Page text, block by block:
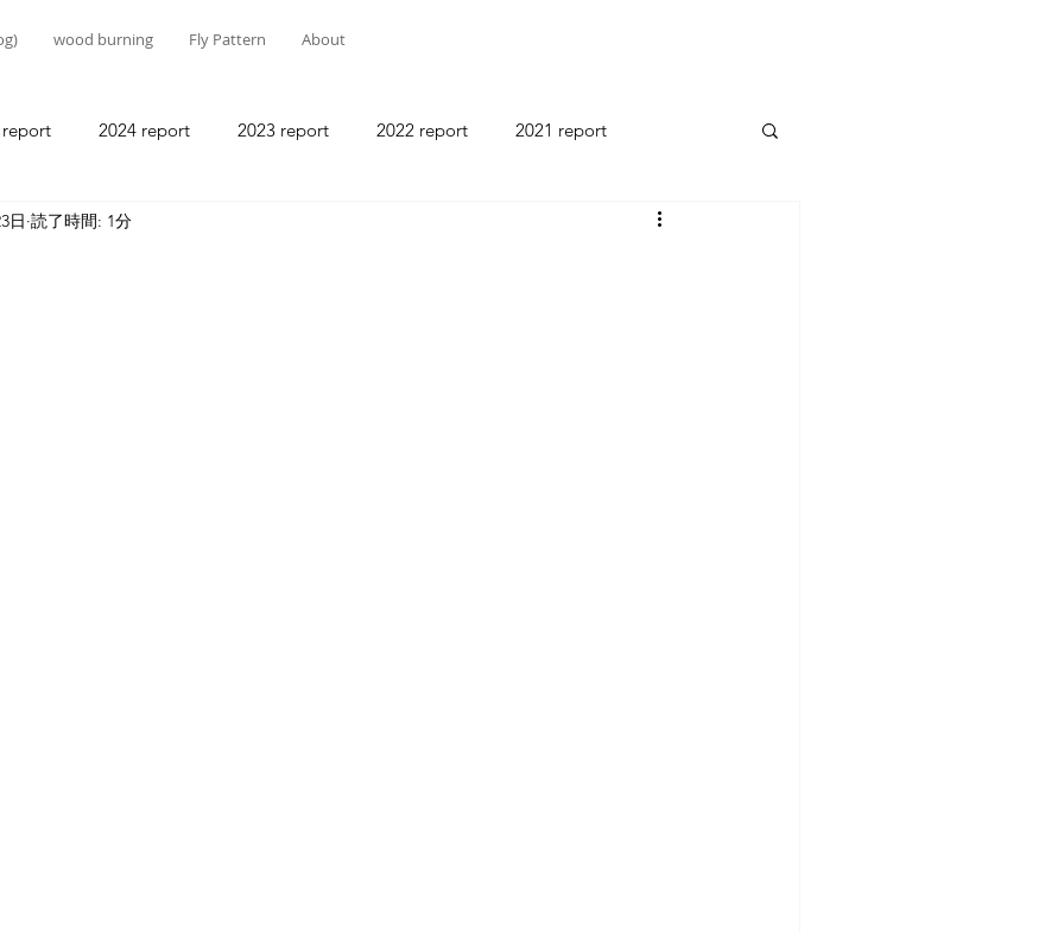
wood burning Fly Pattern About
2024 report 2023 report 2022 report 2021 report
2018 report
日 読了時間: 1分